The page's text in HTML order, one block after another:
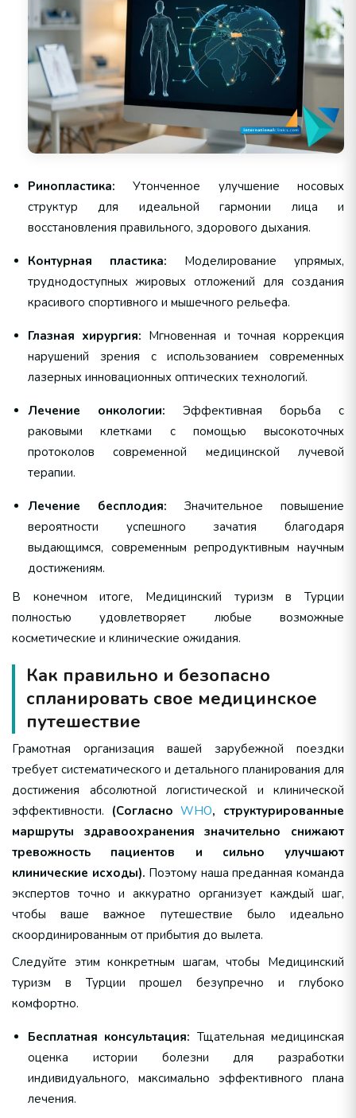
Ринопластика: Утонченное улучшение носовых
структур для идеальной гармонии лица и
восстановления правильного, здорового дыхания.
Контурная пластика: Моделирование упрямых,
труднодоступных жировых отложений для создания
красивого спортивного и мышечного рельефа.
Глазная хирургия: Мгновенная и точная коррекция
нарушений зрения с использованием современных
лазерных инновационных оптических технологий.
Лечение онкологии: Эффективная борьба с
раковыми клетками с помощью высокоточных
протоколов современной медицинской лучевой
терапии.
Лечение бесплодия: Значительное повышение
вероятности успешного зачатия благодаря
выдающимся, современным репродуктивным научным
достижениям.
В конечном итоге, Медицинский туризм в Турции
полностью удовлетворяет любые возможные
косметические и клинические ожидания.
Как правильно и безопасно
спланировать свое медицинское
путешествие
Грамотная организация вашей зарубежной поездки
требует систематического и детального планирования для
достижения абсолютной логистической и клинической
эффективности. (СогласноWHO, структурированные
маршруты здравоохранения значительно снижают
тревожность пациентов и сильно улучшают
клинические исходы). Поэтому наша преданная команда
экспертов точно и аккуратно организует каждый шаг,
чтобы ваше важное путешествие было идеально
скоординированным от прибытия до вылета.
Следуйте этим конкретным шагам, чтобы Медицинский
туризм в Турции прошел безупречно и глубоко
комфортно.
Бесплатная консультация: Тщательная медицинская
оценка истории болезни для разработки
индивидуального, максимально эффективного плана
лечения.